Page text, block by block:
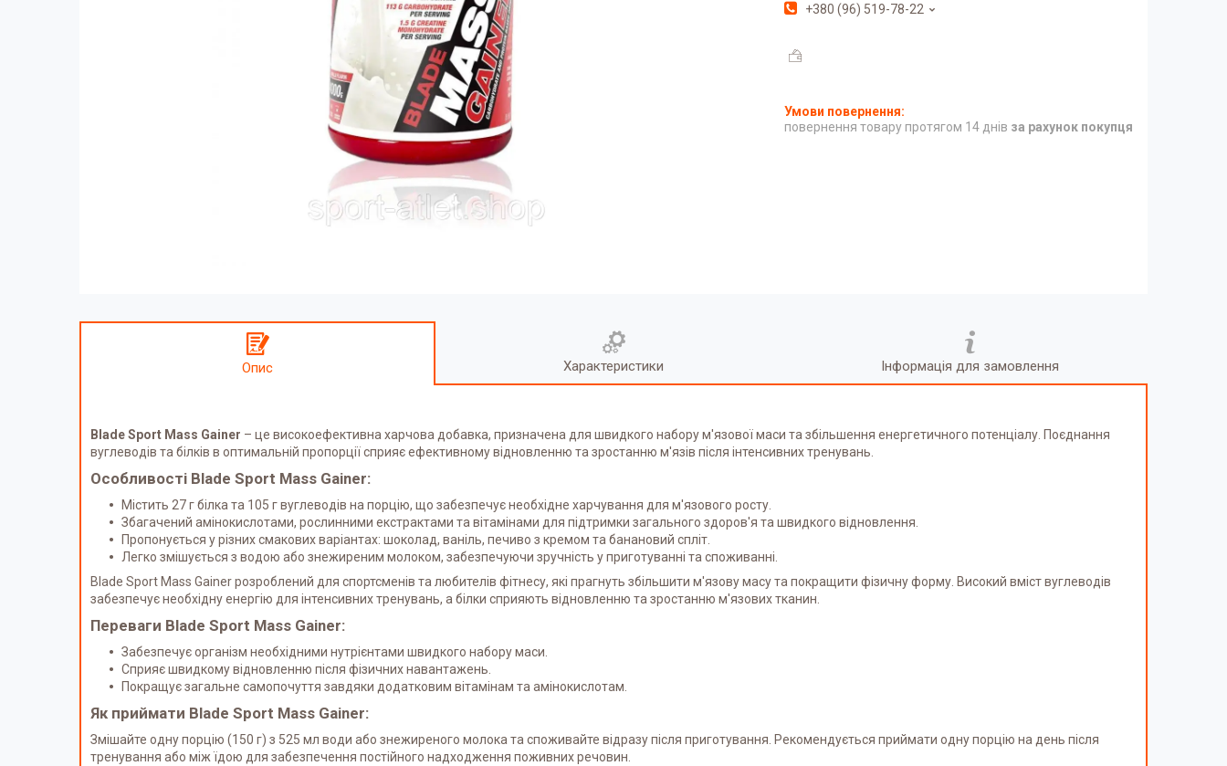
+380 (96) 519-78-22
повернення товару протягом 14 днів за рахунок покупця
Опис Характеристики Інформація для замовлення
Blade Sport Mass Gainer – це високоефективна харчова добавка, призначена для швидкого набору м'язової маси та збільшення енергетичного потенціалу. Поєднання
вуглеводів та білків в оптимальній пропорції сприяє ефективному відновленню та зростанню м'язів після інтенсивних тренувань.
Особливості Blade Sport Mass Gainer:
Містить 27 г білка та 105 г вуглеводів на порцію, що забезпечує необхідне харчування для м'язового росту.
Збагачений амінокислотами, рослинними екстрактами та вітамінами для підтримки загального здоров'я та швидкого відновлення.
Пропонується у різних смакових варіантах: шоколад, ваніль, печиво з кремом та банановий спліт.
Легко змішується з водою або знежиреним молоком, забезпечуючи зручність у приготуванні та споживанні.
Blade Sport Mass Gainer розроблений для спортсменів та любителів фітнесу, які прагнуть збільшити м'язову масу та покращити фізичну форму. Високий вміст вуглеводів
забезпечує необхідну енергію для інтенсивних тренувань, а білки сприяють відновленню та зростанню м'язових тканин.
Переваги Blade Sport Mass Gainer:
Забезпечує організм необхідними нутрієнтами швидкого набору маси.
Сприяє швидкому відновленню після фізичних навантажень.
Покращує загальне самопочуття завдяки додатковим вітамінам та амінокислотам.
Як приймати Blade Sport Mass Gainer:
Змішайте одну порцію (150 г) з 525 мл води або знежиреного молока та споживайте відразу після приготування. Рекомендується приймати одну порцію на день після
тренування або між їдою для забезпечення постійного надходження поживних речовин.